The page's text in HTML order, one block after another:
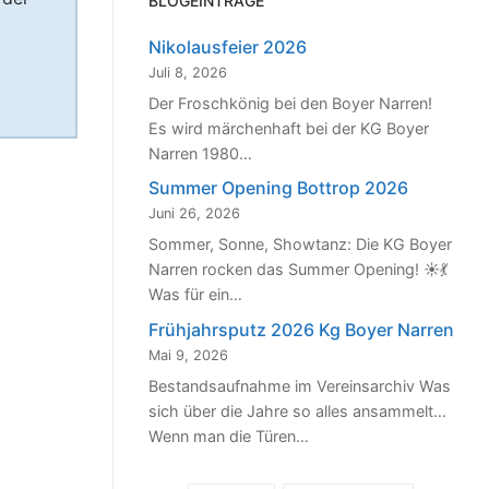
Nikolausfeier 2026
Juli 8, 2026
Der Froschkönig bei den Boyer Narren!
Es wird märchenhaft bei der KG Boyer
Narren 1980…
Summer Opening Bottrop 2026
Juni 26, 2026
Sommer, Sonne, Showtanz: Die KG Boyer
Narren rocken das Summer Opening! ☀️💃
Was für ein…
Frühjahrsputz 2026 Kg Boyer Narren
Mai 9, 2026
Bestandsaufnahme im Vereinsarchiv Was
sich über die Jahre so alles ansammelt…
Wenn man die Türen…